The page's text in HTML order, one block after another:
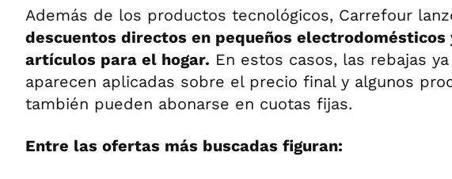
Además de los productos tecnológicos, Carrefour
descuentos directos en pequeños electrodomésticos
artículos para el hogar. En estos casos, las rebajas ya
aparecen aplicadas sobre el precio final y algunos
también pueden abonarse en cuotas fijas.
Entre las ofertas más buscadas figuran: